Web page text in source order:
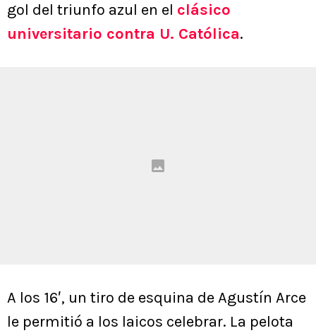
gol del triunfo azul en el clásico
universitario contra U. Católica.
A los 16′, un tiro de esquina de Agustín Arce
le permitió a los laicos celebrar. La pelota